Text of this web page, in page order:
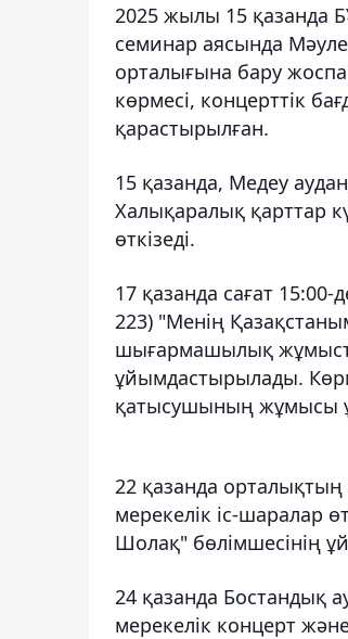
2025 жылы 15 қазанда
семинар аясында
орталығына бару
көрмесі, концерттік
қарастырылған.
15 қазанда, Медеу
Халықаралық қарттар
өткізеді.
17 қазанда сағат
223) "Менің
шығармашылық
ұйымдастырылады.
қатысушының жұмысы
22 қазанда орталықтың
мерекелік іс-шаралар
Шолақ" бөлімшесінің
24 қазанда Бостандық
мерекелік концерт